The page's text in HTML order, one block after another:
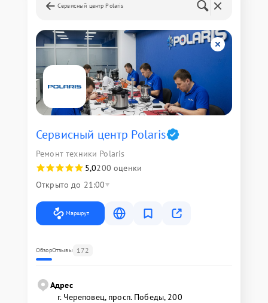
Сервисный центр Polaris
Сервисный центр Polaris
Ремонт техники Polaris
5,0200 оценки
Открыто до 21:00
Маршрут
ОбзорОтзывы 172
Адрес
г. Череповец, просп. Победы, 200